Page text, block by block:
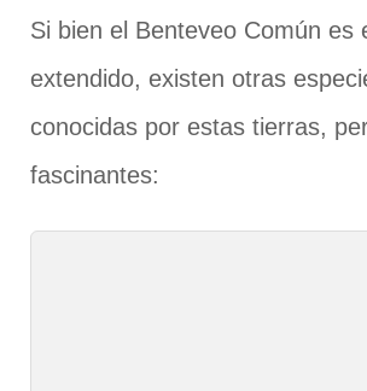
Si bien el Benteveo Común es
extendido, existen otras
conocidas por estas tierras,
fascinantes: